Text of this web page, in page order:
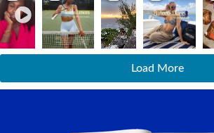
Load More